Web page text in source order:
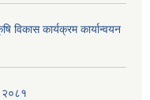
विकास कार्यक्रम कार्यान्वयन
२०८१